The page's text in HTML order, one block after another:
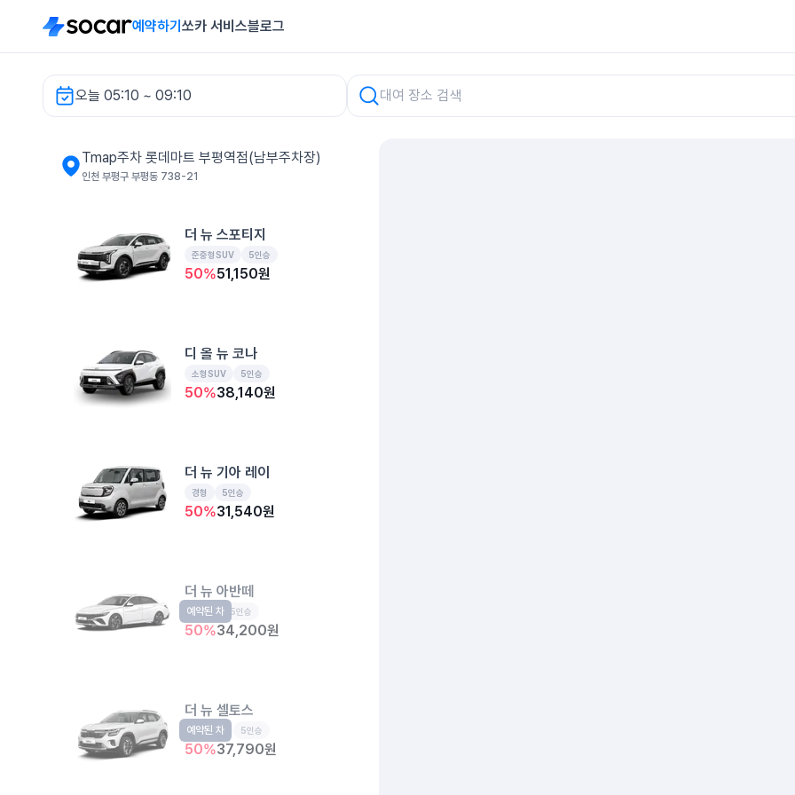
예약하기 쏘카 서비스블로그
오늘 05:10 ~ 09:10
Tmap주차 롯데마트 부평역점(남부주차장) 렌터카
Tmap주차 롯데마트 부평역점(남부주차장)
인천 부평구 부평동 738-21
더 뉴 스포티지
준중형SUV 5인승
50%51,150원
디 올 뉴 코나
소형SUV 5인승
50%38,140원
더 뉴 기아 레이
경형 5인승
50%31,540원
더 뉴 아반떼
준중형 5인승
50%34,200원
예약된 차
더 뉴 셀토스
소형SUV 5인승
50%37,790원
예약된 차